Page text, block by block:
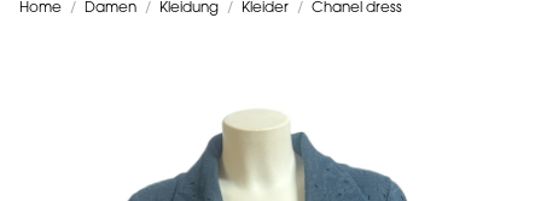
Home / Damen / Kleidung / Kleider / Chanel dress